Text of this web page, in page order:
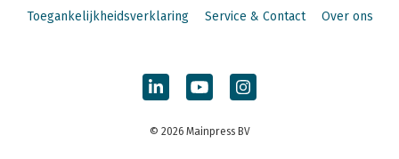
Toegankelijkheidsverklaring
Service & Contact Over ons
© 2026 Mainpress BV